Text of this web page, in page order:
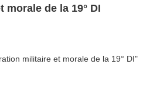
de la 19° DI